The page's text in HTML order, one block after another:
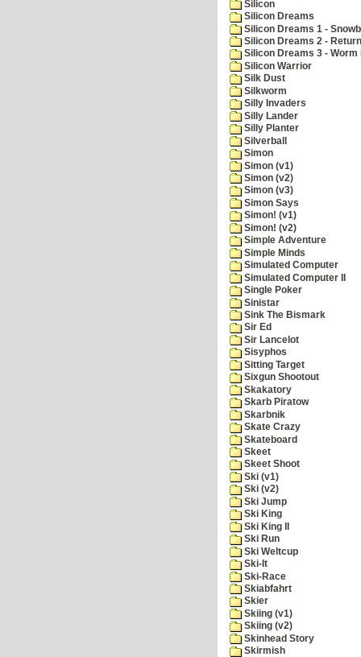
Silicon
Silicon Dreams
Silicon Dreams 1 -
Silicon Dreams 2 -
Silicon Dreams 3 - Worm
Silicon Warrior
Silk Dust
Silkworm
Silly Invaders
Silly Lander
Silly Planter
Silverball
Simon
Simon (v1)
Simon (v2)
Simon (v3)
Simon Says
Simon! (v1)
Simon! (v2)
Simple Adventure
Simple Minds
Simulated Computer
Simulated Computer II
Single Poker
Sinistar
Sink The Bismark
Sir Ed
Sir Lancelot
Sisyphos
Sitting Target
Sixgun Shootout
Skakatory
Skarb Piratow
Skarbnik
Skate Crazy
Skateboard
Skeet
Skeet Shoot
Ski (v1)
Ski (v2)
Ski Jump
Ski King
Ski King II
Ski Run
Ski Weltcup
Ski-It
Ski-Race
Skiabfahrt
Skier
Skiing (v1)
Skiing (v2)
Skinhead Story
Skirmish